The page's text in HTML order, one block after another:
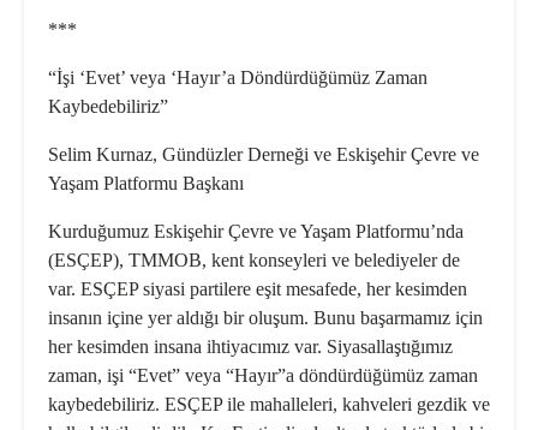
***
“İşi ‘Evet’ veya ‘Hayır’a Döndürdüğümüz Zaman
Kaybedebiliriz”
Selim Kurnaz, Gündüzler Derneği ve Eskişehir Çevre ve
Yaşam Platformu Başkanı
Kurduğumuz Eskişehir Çevre ve Yaşam Platformu’nda
(ESÇEP), TMMOB, kent konseyleri ve belediyeler de
var. ESÇEP siyasi partilere eşit mesafede, her kesimden
insanın içine yer aldığı bir oluşum. Bunu başarmamız için
her kesimden insana ihtiyacımız var. Siyasallaştığımız
zaman, işi “Evet” veya “Hayır”a döndürdüğümüz zaman
kaybedebiliriz. ESÇEP ile mahalleleri, kahveleri gezdik ve